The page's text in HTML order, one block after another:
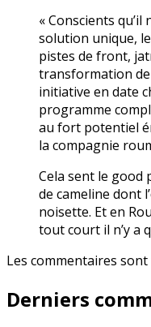
« Conscients
solution unique,
pistes de front,
transformation
initiative en date
programme
au fort potentiel
la compagnie
Cela sent le good
de cameline dont
noisette. Et en
tout court il n’y a
Les commentaires sont
Derniers